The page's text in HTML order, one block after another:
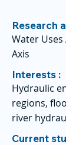
Research
Water
Axis
Interests :
Hydraulic
regions,
river
Current